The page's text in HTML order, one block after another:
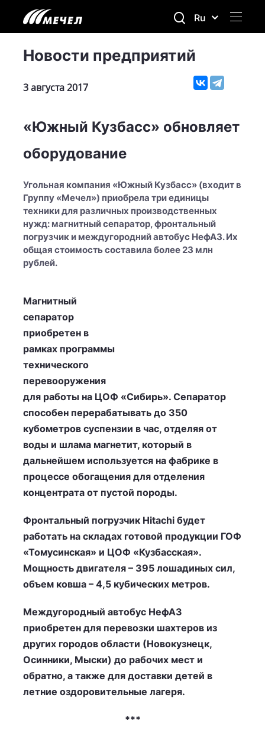
Ru
Новости предприятий
3 августа 2017
«Южный Кузбасс» обновляет
оборудование
Угольная компания «Южный Кузбасс» (входит в
Группу «Мечел») приобрела три единицы
техники для различных производственных
нужд: магнитный сепаратор, фронтальный
погрузчик и междугородний автобус НефАЗ. Их
общая стоимость составила более 23 млн
рублей.
Магнитный
сепаратор
приобретен в
рамках программы
технического
перевооружения
для работы на ЦОФ «Сибирь». Сепаратор
способен перерабатывать до 350
кубометров суспензии в час, отделяя от
воды и шлама магнетит, который в
дальнейшем используется на фабрике в
процессе обогащения для отделения
концентрата от пустой породы.
Фронтальный погрузчик Hitachi будет
работать на складах готовой продукции ГОФ
«Томусинская» и ЦОФ «Кузбасская».
Мощность двигателя – 395 лошадиных сил,
объем ковша – 4,5 кубических метров.
Междугородный автобус НефАЗ
приобретен для перевозки шахтеров из
других городов области (Новокузнецк,
Осинники, Мыски) до рабочих мест и
обратно, а также для доставки детей в
летние оздоровительные лагеря.
***